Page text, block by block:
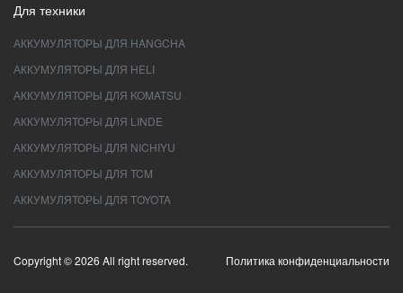
Для техники
АККУМУЛЯТОРЫ ДЛЯ HANGCHA
АККУМУЛЯТОРЫ ДЛЯ HELI
АККУМУЛЯТОРЫ ДЛЯ KOMATSU
АККУМУЛЯТОРЫ ДЛЯ LINDE
АККУМУЛЯТОРЫ ДЛЯ NICHIYU
АККУМУЛЯТОРЫ ДЛЯ TCM
АККУМУЛЯТОРЫ ДЛЯ TOYOTA
Copyright © 2026 All right reserved. Политика конфиденциальности